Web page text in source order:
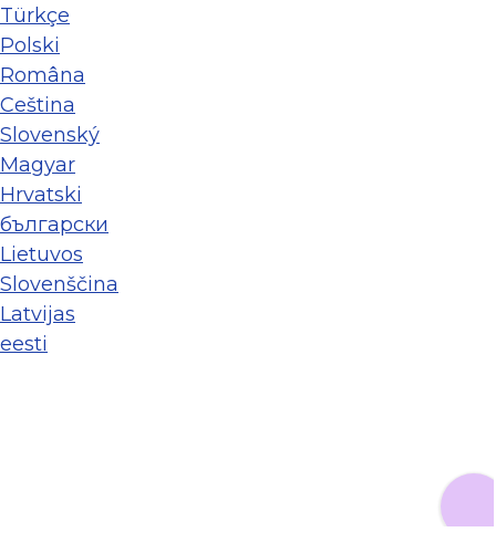
Türkçe
Polski
Româna
Ceština
Slovenský
Magyar
Hrvatski
български
Lietuvos
Slovenščina
Latvijas
eesti